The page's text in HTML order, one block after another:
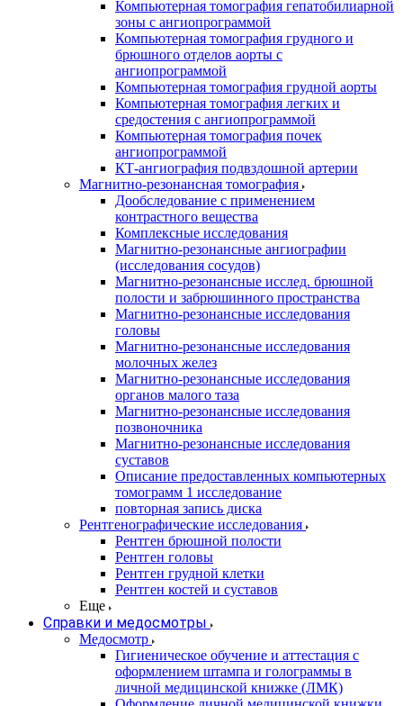
Компьютерная томография гепатобилиарной
зоны с ангиопрограммой
Компьютерная томография грудного и
брюшного отделов аорты с
ангиопрограммой
Компьютерная томография грудной аорты
Компьютерная томография легких и
средостения с ангиопрограммой
Компьютерная томография почек
ангиопрограммой
КТ-ангиография подвздошной артерии
Магнитно-резонансная томография
Дообследование с применением
контрастного вещества
Комплексные исследования
Магнитно-резонансные ангиографии
(исследования сосудов)
Магнитно-резонансные исслед. брюшной
полости и забрюшинного пространства
Магнитно-резонансные исследования
головы
Магнитно-резонансные исследования
молочных желез
Магнитно-резонансные исследования
органов малого таза
Магнитно-резонансные исследования
позвоночника
Магнитно-резонансные исследования
суставов
Описание предоставленных компьютерных
томограмм 1 исследование
повторная запись диска
Рентгенографические исследования
Рентген брюшной полости
Рентген головы
Рентген грудной клетки
Рентген костей и суставов
Еще
Справки и медосмотры
Медосмотр
Гигиеническое обучение и аттестация с
оформлением штампа и голограммы в
личной медицинской книжке (ЛМК)